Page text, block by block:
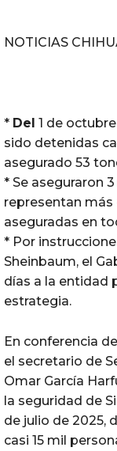
NOTICIAS
* Del 1 de octubre
sido detenidas
asegurado 53
* Se aseguraron
representan más
aseguradas en
* Por
Sheinbaum, el
días a la entidad
estrategia.
En conferencia
el secretario de
Omar García
la seguridad de
de julio de 2025,
casi 15 mil